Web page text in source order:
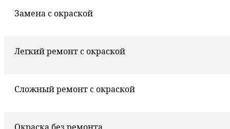
Замена с окраской
Легкий ремонт с окраской
Сложный ремонт с окраской